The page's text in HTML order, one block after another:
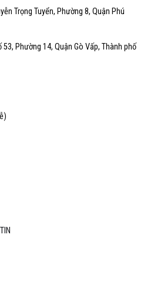
Trọng Tuyển, Phường 8, Quận Phú
Phường 14, Quận Gò Vấp, Thành phố